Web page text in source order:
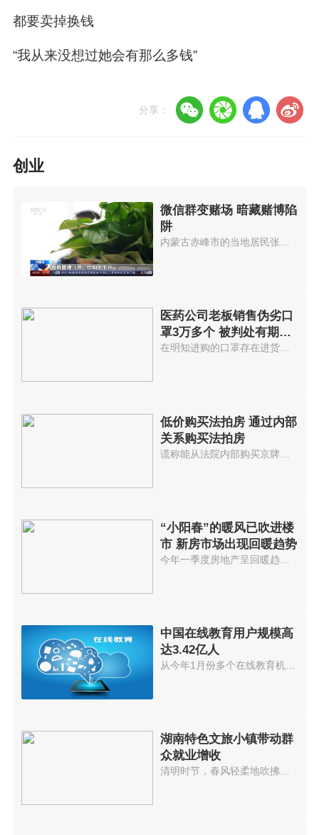
都要卖掉换钱
“我从来没想过她会有那么多钱”
分享：
创业
微信群变赌场 暗藏赌博陷
阱
内蒙古赤峰市的当地居民张某被朋...
医药公司老板销售伪劣口
罩3万多个 被判处有期徒
刑7年
在明知进购的口罩存在进货渠道不...
低价购买法拍房 通过内部
关系购买法拍房
“小阳春”的暖风已吹进楼
市 新房市场出现回暖趋势
中国在线教育用户规模高
达3.42亿人
从今年1月份多个在线教育机构因...
湖南特色文旅小镇带动群
众就业增收